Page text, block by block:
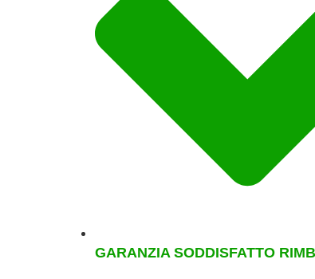
GARANZIA SODDISFATTO